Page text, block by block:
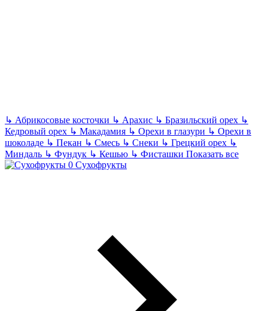
↳ Абрикосовые косточки ↳ Арахис ↳ Бразильский орех ↳
Кедровый орех ↳ Макадамия ↳ Орехи в глазури ↳ Орехи в
шоколаде ↳ Пекан ↳ Смесь ↳ Снеки ↳ Грецкий орех ↳
Миндаль ↳ Фундук ↳ Кешью ↳ Фисташки Показать все
Сухофрукты